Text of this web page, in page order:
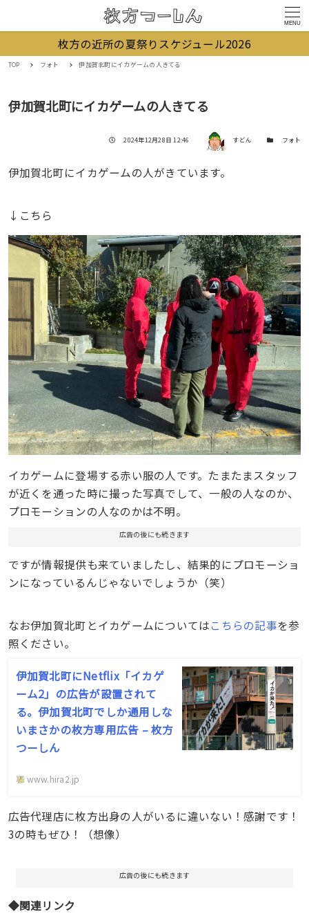
MENU
枚方の近所の夏祭りスケジュール2026
TOP フォト 伊加賀北町にイカゲームの人きてる
伊加賀北町にイカゲームの人きてる
投稿日
2024年12月28日 12:46 著者 すどん カテゴリー
フォト
伊加賀北町にイカゲームの人がきています。
↓こちら
イカゲームに登場する赤い服の人です。たまたまスタッフ
が近くを通った時に撮った写真でして、一般の人なのか、
プロモーションの人なのかは不明。
広告の後にも続きます
ですが情報提供も来ていましたし、結果的にプロモーショ
ンになっているんじゃないでしょうか（笑）
なお伊加賀北町とイカゲームについてはこちらの記事を参
照ください。
伊加賀北町にNetflix「イカゲ
ーム2」の広告が設置されて
る。伊加賀北町でしか通用しな
いまさかの枚方専用広告 – 枚方
つーしん
www.hira2.jp
広告代理店に枚方出身の人がいるに違いない！感謝です！
3の時もぜひ！（想像）
広告の後にも続きます
◆関連リンク